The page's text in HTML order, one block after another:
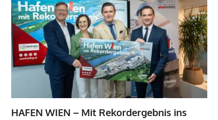
HAFEN WIEN – Mit Rekordergebnis ins